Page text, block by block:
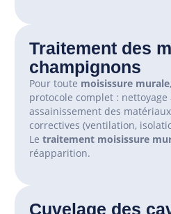
Traitement des
champignons
Pour toute moisissure murale
protocole complet :
assainissement des
correctives (ventilation,
Le traitement moisissure
réapparition.
Cuvelage des